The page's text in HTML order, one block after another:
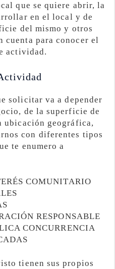
que se quiere abrir, la
en el local y de
del mismo y otros
cuenta para conocer el
actividad.
solicitar va a depender
de la superficie de
ubicación geográfica,
con diferentes tipos
te enumero a
COMUNITARIO
RESPONSABLE
CONCURRENCIA
tienen sus propios